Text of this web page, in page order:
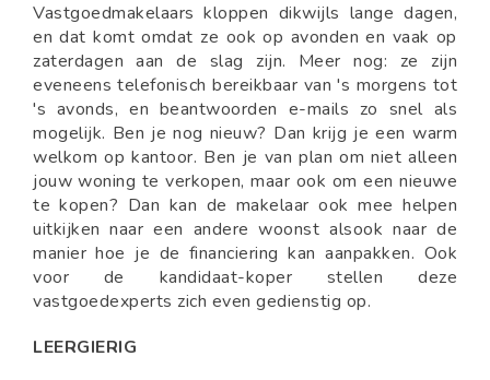
Vastgoedmakelaars kloppen dikwijls lange dagen,
en dat komt omdat ze ook op avonden en vaak op
zaterdagen aan de slag zijn. Meer nog: ze zijn
eveneens telefonisch bereikbaar van 's morgens tot
's avonds, en beantwoorden e-mails zo snel als
mogelijk. Ben je nog nieuw? Dan krijg je een warm
welkom op kantoor. Ben je van plan om niet alleen
jouw woning te verkopen, maar ook om een nieuwe
te kopen? Dan kan de makelaar ook mee helpen
uitkijken naar een andere woonst alsook naar de
manier hoe je de financiering kan aanpakken. Ook
voor de kandidaat-koper stellen deze
vastgoedexperts zich even gedienstig op.
LEERGIERIG